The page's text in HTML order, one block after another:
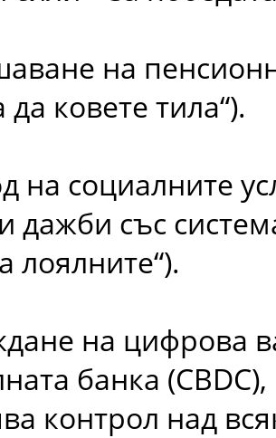
на
да ковете тила“).
на социалните
дажби със
лоялните“).
на цифрова
банка (CBDC),
контрол над